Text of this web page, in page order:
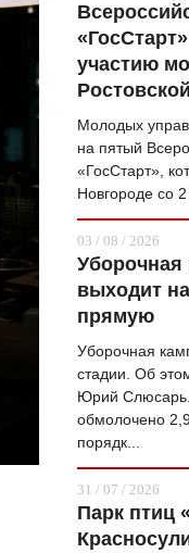
участию
Молодых
на пятый
«ГосСтарт»,
Новгороде со 2
03 / 08 / 2026
Уборочная
выходит
прямую
Уборочная
стадии. Об
Юрий
обмолочено
порядк...
31 / 07 / 2026
Парк птиц